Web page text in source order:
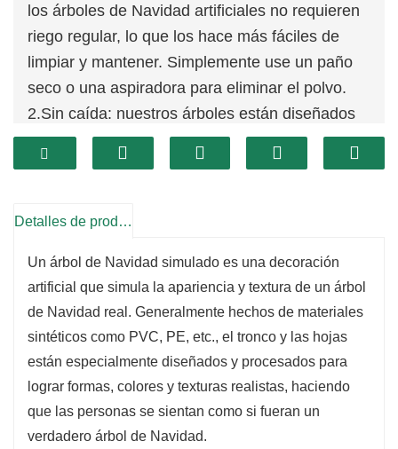
los árboles de Navidad artificiales no requieren
riego regular, lo que los hace más fáciles de
limpiar y mantener. Simplemente use un paño
seco o una aspiradora para eliminar el polvo.
2.Sin caída: nuestros árboles están diseñados
para evitar la caída de agujas o ramas,
minimizando la molestia de limpieza y
Durabilidad:
varios años, nuestros árboles se pueden
desmontar y volver a montar fácilmente cada
temporada navideña, lo que le ahorra el costo y
el esfuerzo de comprar un árbol nuevo cada
año.
Detalles de producto
Un árbol de Navidad simulado es una decoración
artificial que simula la apariencia y textura de un árbol
de Navidad real. Generalmente hechos de materiales
sintéticos como PVC, PE, etc., el tronco y las hojas
están especialmente diseñados y procesados ​​para
lograr formas, colores y texturas realistas, haciendo
que las personas se sientan como si fueran un
verdadero árbol de Navidad.